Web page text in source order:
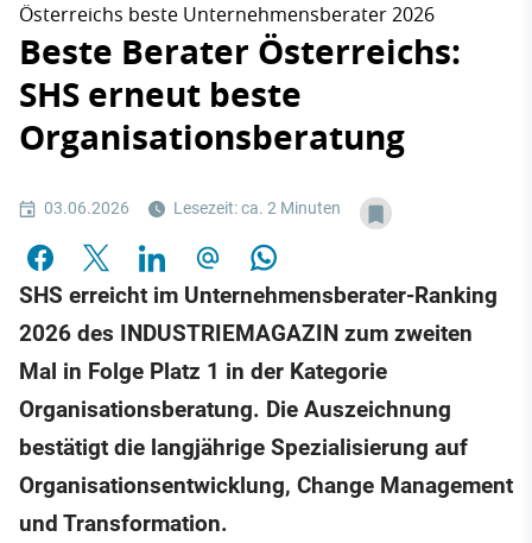
Österreichs beste Unternehmensberater 2026
Beste Berater Österreichs:
SHS erneut beste
Organisationsberatung
03.06.2026 Lesezeit: ca. 2 Minuten
SHS erreicht im Unternehmensberater-Ranking
2026 des INDUSTRIEMAGAZIN zum zweiten
Mal in Folge Platz 1 in der Kategorie
Organisationsberatung. Die Auszeichnung
bestätigt die langjährige Spezialisierung auf
Organisationsentwicklung, Change Management
und Transformation.